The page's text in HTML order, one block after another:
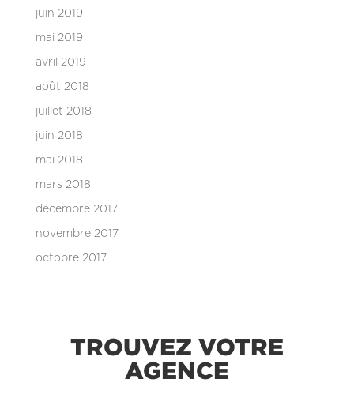
juin 2019
mai 2019
avril 2019
août 2018
juillet 2018
juin 2018
mai 2018
mars 2018
décembre 2017
novembre 2017
octobre 2017
TROUVEZ VOTRE
AGENCE